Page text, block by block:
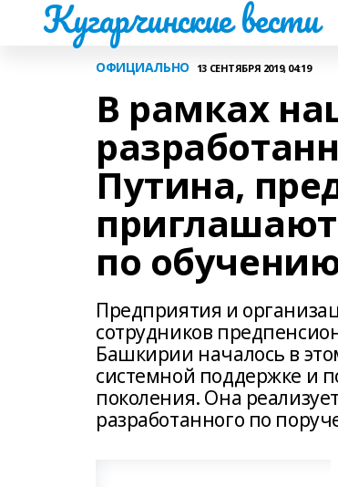
Кугарчинские вести
ОФИЦИАЛЬНО 13 СЕНТЯБРЯ 2019, 04:19
В рамках
Путина,
по
Предприятия и
сотрудников
Башкирии началось в
системной поддержке и
поколения. Она
разработанного по